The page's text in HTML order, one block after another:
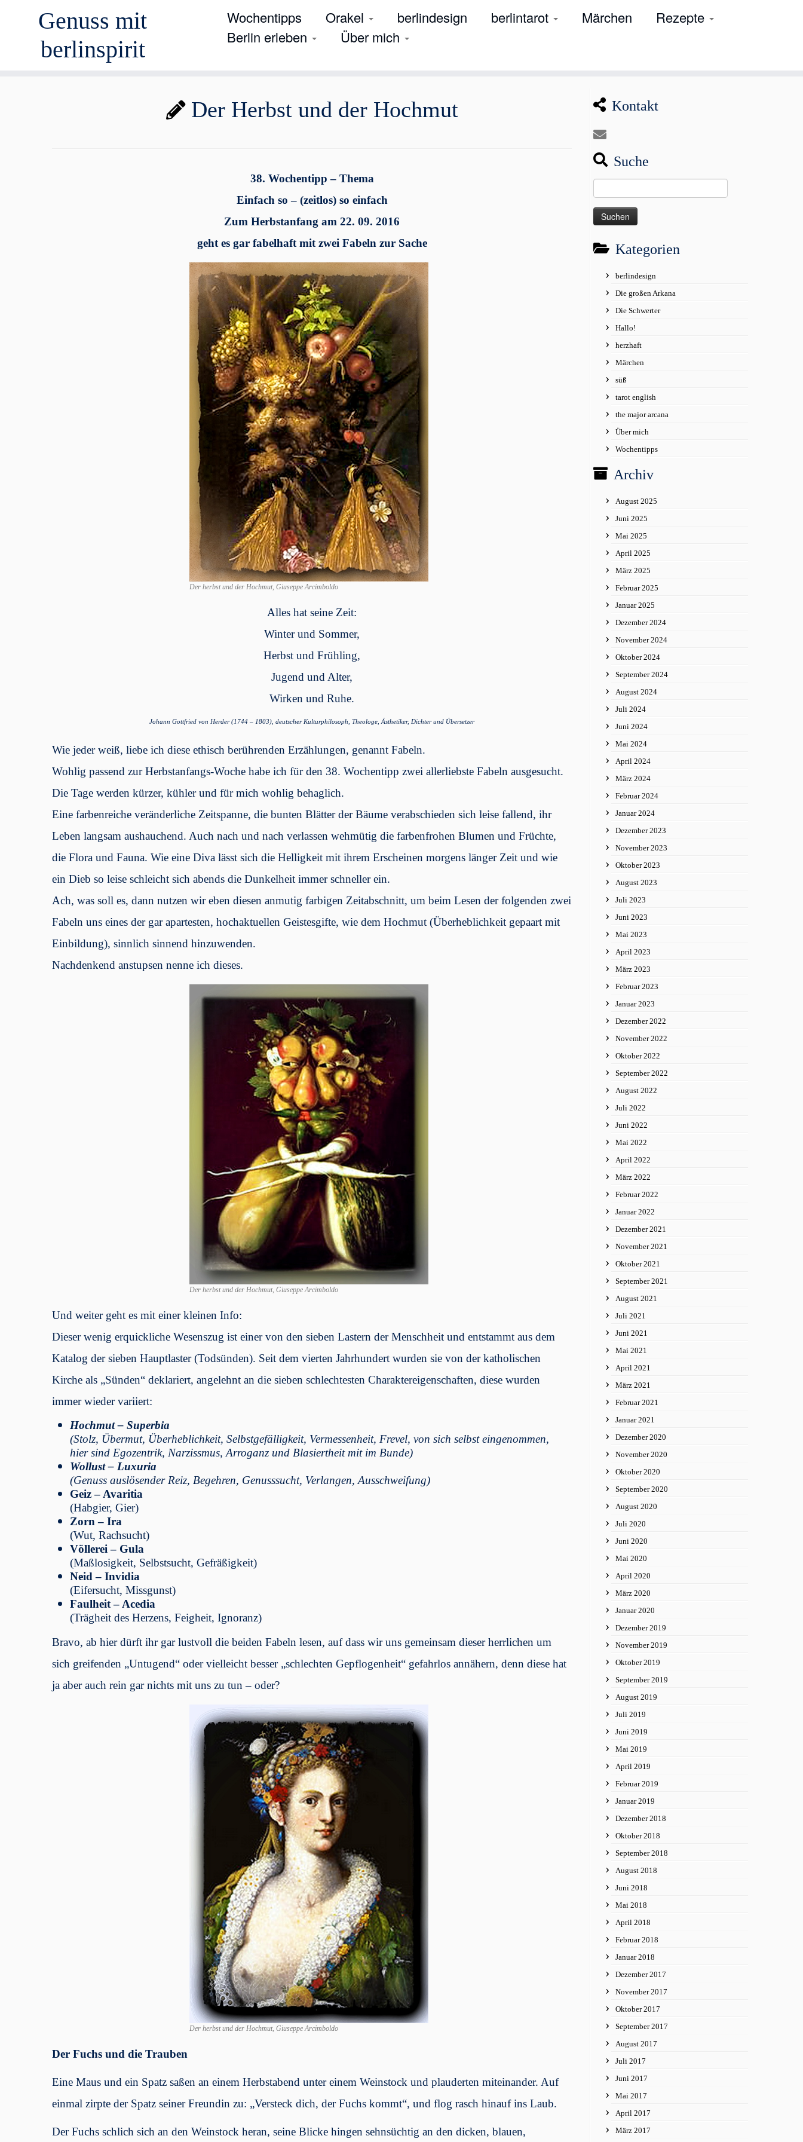
Genuss mit
berlinspirit
Wochentipps Orakel berlindesign berlintarot Märchen
Rezepte
Berlin erleben
Über mich
Der Herbst und der Hochmut
38. Wochentipp – Thema
Einfach so – (zeitlos) so einfach
Zum Herbstanfang am 22. 09. 2016
geht es gar fabelhaft mit zwei Fabeln zur Sache
Der herbst und der Hochmut, Giuseppe Arcimboldo
Alles hat seine Zeit:
Winter und Sommer,
Herbst und Frühling,
Jugend und Alter,
Wirken und Ruhe.
Johann Gottfried von Herder (1744 – 1803), deutscher Kulturphilosoph, Theologe, Ästhetiker, Dichter und Übersetzer
Wie jeder weiß, liebe ich diese ethisch berührenden Erzählungen, genannt Fabeln.
Wohlig passend zur Herbstanfangs-Woche habe ich für den 38. Wochentipp zwei allerliebste Fabeln ausgesucht.
Die Tage werden kürzer, kühler und für mich wohlig behaglich.
Eine farbenreiche veränderliche Zeitspanne, die bunten Blätter der Bäume verabschieden sich leise fallend, ihr
Leben langsam aushauchend. Auch nach und nach verlassen wehmütig die farbenfrohen Blumen und Früchte,
die Flora und Fauna. Wie eine Diva lässt sich die Helligkeit mit ihrem Erscheinen morgens länger Zeit und wie
ein Dieb so leise schleicht sich abends die Dunkelheit immer schneller ein.
Ach, was soll es, dann nutzen wir eben diesen anmutig farbigen Zeitabschnitt, um beim Lesen der folgenden zwei
Fabeln uns eines der gar apartesten, hochaktuellen Geistesgifte, wie dem Hochmut (Überheblichkeit gepaart mit
Einbildung), sinnlich sinnend hinzuwenden.
Nachdenkend anstupsen nenne ich dieses.
Der herbst und der Hochmut, Giuseppe Arcimboldo
Und weiter geht es mit einer kleinen Info:
Dieser wenig erquickliche Wesenszug ist einer von den sieben Lastern der Menschheit und entstammt aus dem
Katalog der sieben Hauptlaster (Todsünden). Seit dem vierten Jahrhundert wurden sie von der katholischen
Kirche als „Sünden“ deklariert, angelehnt an die sieben schlechtesten Charaktereigenschaften, diese wurden
immer wieder variiert:
Hochmut– Superbia
(Stolz, Übermut, Überheblichkeit, Selbstgefälligkeit, Vermessenheit, Frevel, von sich selbst eingenommen,
hier sind Egozentrik, Narzissmus, Arroganz und Blasiertheit mit im Bunde)
Wollust – Luxuria
(Genuss auslösender Reiz, Begehren, Genusssucht, Verlangen, Ausschweifung)
Geiz – Avaritia
(Habgier, Gier)
Zorn – Ira
(Wut, Rachsucht)
Völlerei – Gula
(Maßlosigkeit, Selbstsucht, Gefräßigkeit)
Neid – Invidia
(Eifersucht, Missgunst)
Faulheit – Acedia
(Trägheit des Herzens, Feigheit, Ignoranz)
Bravo, ab hier dürft ihr gar lustvoll die beiden Fabeln lesen, auf dass wir uns gemeinsam dieser herrlichen um
sich greifenden „Untugend“ oder vielleicht besser „schlechten Gepflogenheit“ gefahrlos annähern, denn diese hat
ja aber auch rein gar nichts mit uns zu tun – oder?
Der herbst und der Hochmut, Giuseppe Arcimboldo
Der Fuchs und die Trauben
Eine Maus und ein Spatz saßen an einem Herbstabend unter einem Weinstock und plauderten miteinander. Auf
einmal zirpte der Spatz seiner Freundin zu: „Versteck dich, der Fuchs kommt“, und flog rasch hinauf ins Laub.
Der Fuchs schlich sich an den Weinstock heran, seine Blicke hingen sehnsüchtig an den dicken, blauen,
Kontakt
Suche
nach:
Kategorien
berlindesign
Die großen Arkana
Die Schwerter
Hallo!
herzhaft
Märchen
süß
tarot english
the major arcana
Über mich
Wochentipps
Archiv
August 2025
Juni 2025
Mai 2025
April 2025
März 2025
Februar 2025
Januar 2025
Dezember 2024
November 2024
Oktober 2024
September 2024
August 2024
Juli 2024
Juni 2024
Mai 2024
April 2024
März 2024
Februar 2024
Januar 2024
Dezember 2023
November 2023
Oktober 2023
August 2023
Juli 2023
Juni 2023
Mai 2023
April 2023
März 2023
Februar 2023
Januar 2023
Dezember 2022
November 2022
Oktober 2022
September 2022
August 2022
Juli 2022
Juni 2022
Mai 2022
April 2022
März 2022
Februar 2022
Januar 2022
Dezember 2021
November 2021
Oktober 2021
September 2021
August 2021
Juli 2021
Juni 2021
Mai 2021
April 2021
März 2021
Februar 2021
Januar 2021
Dezember 2020
November 2020
Oktober 2020
September 2020
August 2020
Juli 2020
Juni 2020
Mai 2020
April 2020
März 2020
Januar 2020
Dezember 2019
November 2019
Oktober 2019
September 2019
August 2019
Juli 2019
Juni 2019
Mai 2019
April 2019
Februar 2019
Januar 2019
Dezember 2018
Oktober 2018
September 2018
August 2018
Juni 2018
Mai 2018
April 2018
Februar 2018
Januar 2018
Dezember 2017
November 2017
Oktober 2017
September 2017
August 2017
Juli 2017
Juni 2017
Mai 2017
April 2017
März 2017